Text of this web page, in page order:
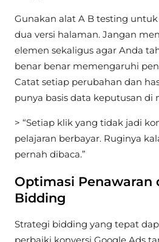
Gunakan alat A B testing
dua versi halaman. Jangan
elemen sekaligus agar Anda
benar benar memengaruhi
Catat setiap perubahan dan
punya basis data keputusan di
> “Setiap klik yang tidak jadi
pelajaran berbayar. Ruginya
pernah dibaca.”
Optimasi Penawaran
Bidding
Strategi bidding yang tepat